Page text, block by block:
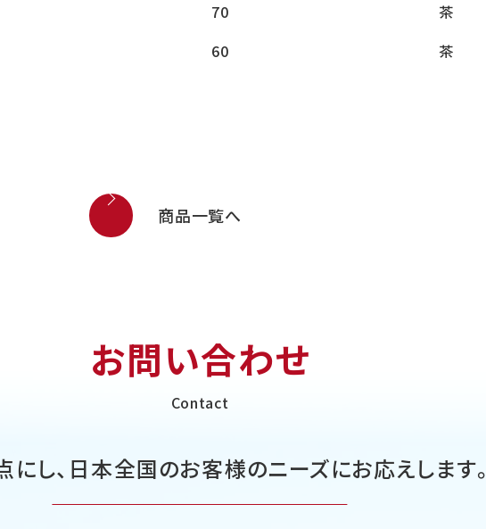
70
茶
60
茶
商品一覧へ
お問い合わせ
Contact
にし、日本全国のお客様のニーズにお応えします。